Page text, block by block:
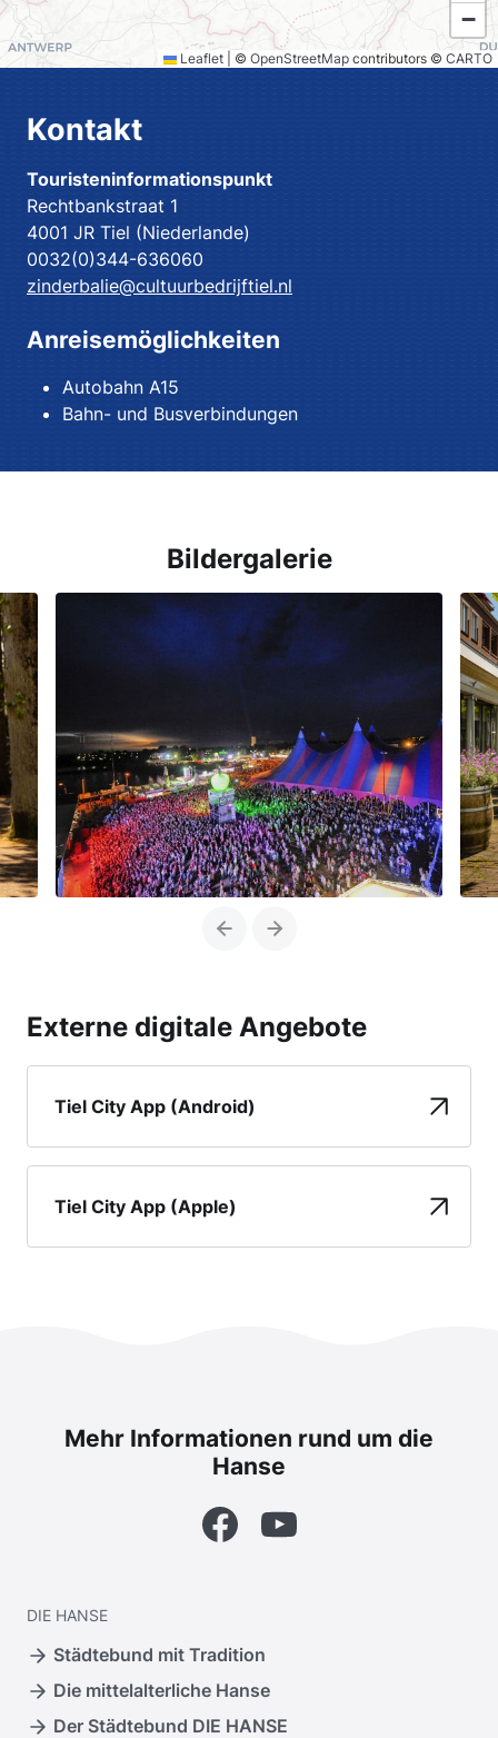
−
Leaflet © OpenStreetMap contributors © CARTO
Kontakt
Touristeninformationspunkt
Rechtbankstraat 1
4001 JR Tiel (Niederlande)
0032(0)344-636060
zinderbalie@cultuurbedrijftiel.nl
Anreisemöglichkeiten
Autobahn A15
Bahn- und Busverbindungen
Bildergalerie
PreviousNext
Externe digitale Angebote
Tiel City App (Android)
Tiel City App (Apple)
Mehr Informationen rund um die
Hanse
FacebookYouTube
DIE HANSE
Städtebund mit Tradition
Die mittelalterliche Hanse
Der Städtebund DIE HANSE